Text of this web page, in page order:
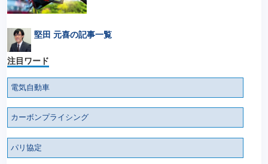
堅田 元喜の記事一覧
注目ワード
電気自動車
カーボンプライシング
パリ協定